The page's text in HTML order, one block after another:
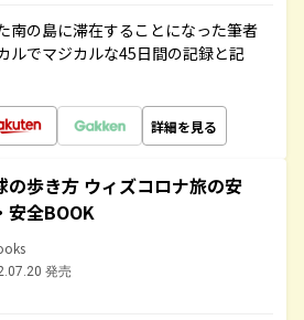
南の島に滞在することになった筆者
ルでマジカルな45日間の記録と記
詳細を見る
の歩き方 ウィズコロナ旅の安
安全BOOK
発売